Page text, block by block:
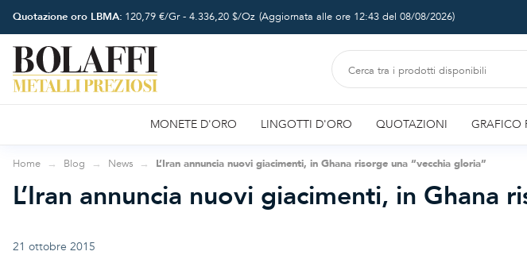
Quotazione oro LBMA: 120,79 €/Gr - 4.336,20 $/Oz (Aggiornata alle ore 12:43 del 08/08/2026)
MONETE D'ORO LINGOTTI D'ORO QUOTAZIONI GRAFICO
Home Blog News L’Iran annuncia nuovi giacimenti, in Ghana risorge una “vecchia gloria”
L’Iran annuncia nuovi giacimenti, in Ghana
21 ottobre 2015